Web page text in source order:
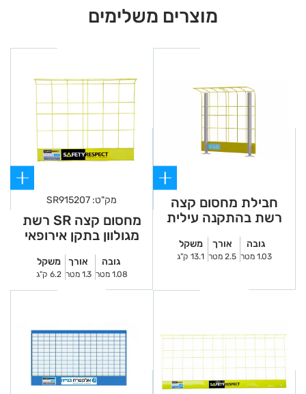
מוצרים משלימים
חבילת מחסום קצה
רשת בהתקנה עילית
גובה
1.03 מטר
אורך
2.5 מטר
משקל
13.1 ק"ג
מק"ט: SR915207
מחסום קצה SR רשת
מגולוון בתקן אירופאי
גובה
1.08 מטר
אורך
1.3 מטר
משקל
6.2 ק"ג